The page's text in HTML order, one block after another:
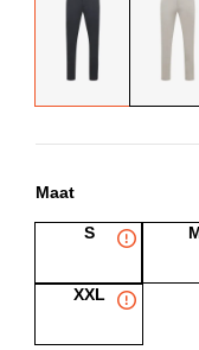
Maat
S
XXL